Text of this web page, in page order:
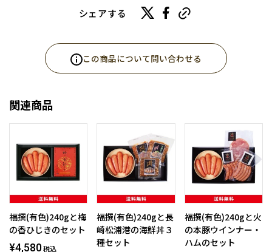
シェアする
この商品について問い合わせる
関連商品
福撰(有色)240gと梅
の香ひじきのセット
¥4,580 税込
福撰(有色)240gと長
崎松浦港の海鮮丼３
種セット
福撰(有色)240gと火
の本豚ウインナー・
ハムのセット